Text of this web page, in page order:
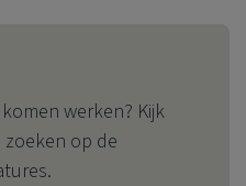
werken? Kijk
zoeken op de